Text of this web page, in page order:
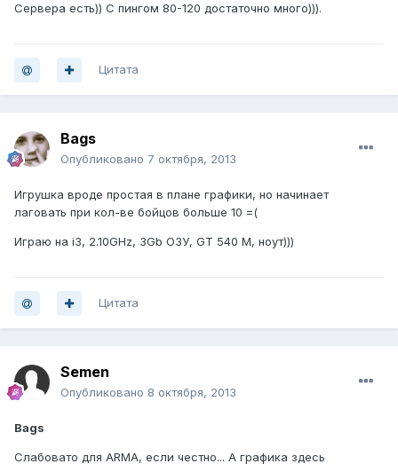
Сервера есть)) С пингом 80-120 достаточно много))).
Цитата
Bags
Опубликовано 7 октября, 2013
Игрушка вроде простая в плане графики, но начинает
лаговать при кол-ве бойцов больше 10 =(
Играю на i3, 2.10GHz, 3Gb ОЗУ, GT 540 M, ноут)))
Цитата
Semen
Опубликовано 8 октября, 2013
Bags
Слабовато для ARMA, если честно... А графика здесь